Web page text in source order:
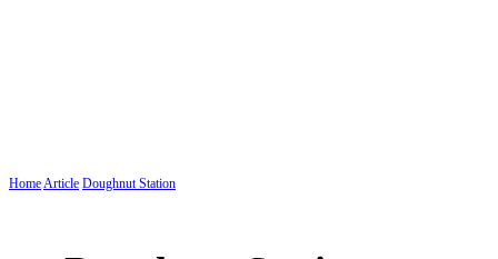
HomeArticle Doughnut Station